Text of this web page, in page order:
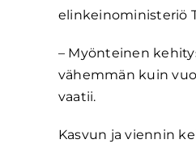
elinkeinoministeriö
– Myönteinen
vähemmän kuin
vaatii.
Kasvun ja viennin